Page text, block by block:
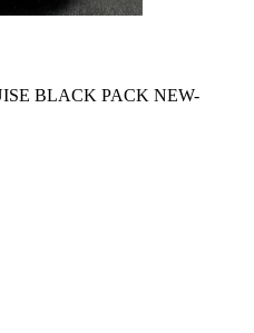
BLACK PACK NEW-